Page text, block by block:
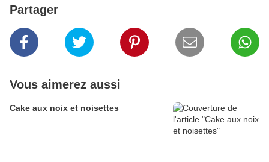
Partager
Vous aimerez aussi
Cake aux noix et noisettes